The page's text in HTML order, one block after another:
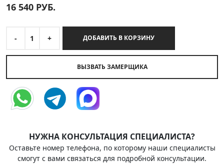
16 540 РУБ.
- 1 + ДОБАВИТЬ В КОРЗИНУ
ВЫЗВАТЬ ЗАМЕРЩИКА
НУЖНА КОНСУЛЬТАЦИЯ СПЕЦИАЛИСТА?
Оставьте номер телефона, по которому наши специалисты
смогут с вами связаться для подробной консультации.